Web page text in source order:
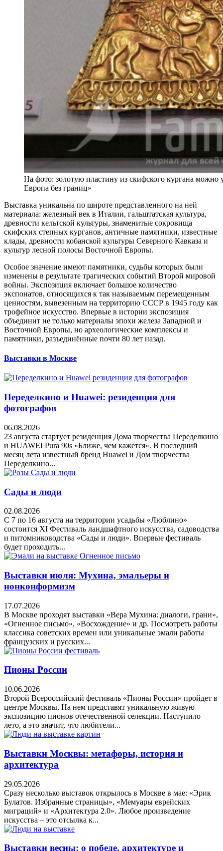
На фото: золотую пластину из скифского кургана можно
Европа без границ»
Выставка уникальна по широте представленного на ней
материала: железный век в Италии, гальштатская культура,
древности кельтской культуры, знаменитые сокровища
скифских степных курганов, античные памятники, известные
клады, древности кобанской культуры Северного Кавказа и
культур лесной полосы Восточной Европы.
Особое значение имеют памятники, судьбы которых были
изменены в результате трагических событий Второй мировой
войны. Экспозиция включает большое количество
экспонатов, относящихся к так называемым перемещенным
ценностям, вывезенным на территорию СССР в 1945 году как
трофейное искусство. Впервые в истории экспозиция
объединит не только материалы эпохи железа Западной и
Восточной Европы, но археологические комплексы и
памятники, разъединённые почти 80 лет назад.
Выставки в Москве
Переделкино и Huawei: резиденция для
фотографов
06.08.2026
23 августа стартует резиденция Дома творчества Переделкино
и HUAWEI Pura 90s «Ближе, чем кажется». В последний
месяц лета известный бренд Huawei и Дом творчества
Переделкино...
Сады и люди
02.08.2026
С 7 по 16 августа на территории усадьбы «Люблино»
состоится XI Фестиваль ландшафтного искусства, садоводства
и питомниководства «Сады и люди». Впервые фестиваль
будет проходить...
Выставки июля: Мухина, эмальеры и
нонконформизм
17.07.2026
В Москве проходят выставки «Вера Мухина: диалоги, грани»,
«Огненное письмо», «Восхождение» и др. Посмотреть работы
классика советских времен или уникальные эмали работы
французских и русских...
Пионы России
10.06.2026
Второй Всероссийский фестиваль «Пионы России» пройдет в
центре Москвы. На нем представят уникальную живую
экспозицию пионов отечественной селекции. Наступило
лето, а это значит, что любители...
Выставки Москвы: метафоры, история и
архитектура
29.05.2026
Сразу несколько выставок открылось в Москве в мае: «Эрик
Булатов. Избранные страницы», «Мемуары еврейских
миграций» и «Архитектура 2.0». Любое произведение
искусства – это отсылка к...
Выставки весны: о победе, архитектуре и